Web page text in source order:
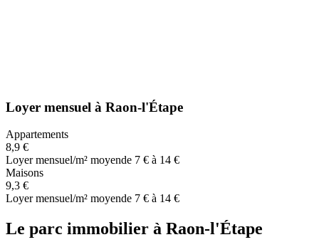
Loyer mensuel à Raon-l'Étape
Appartements
8,9 €
Loyer mensuel/m² moyende 7 € à 14 €
Maisons
9,3 €
Loyer mensuel/m² moyende 7 € à 14 €
Le parc immobilier à Raon-l'Étape